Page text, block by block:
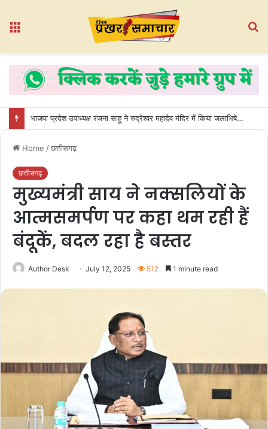
भाजपा प्रदेश उपाध्यक्ष रंजना साहू ने रुद्रेश्वर महादेव मंदिर में किया जलाभिषेक, धमतरी की खुशहाली की कामना
Home /छत्तीसगढ़
छत्तीसगढ़
मुख्यमंत्री साय ने नक्सलियों के
आत्मसमर्पण पर कहा थम रही हैं
बंदूकें, बदल रहा है बस्तर
Author Desk July 12, 2025 512 1 minute read